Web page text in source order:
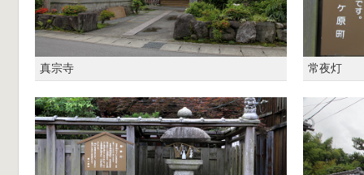
真宗寺 常夜灯